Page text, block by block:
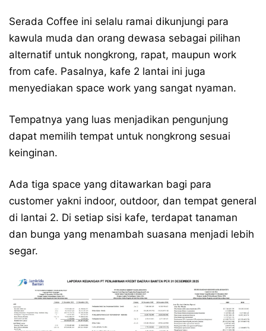
Serada Coffee ini selalu ramai dikunjungi para
kawula muda dan orang dewasa sebagai pilihan
alternatif untuk nongkrong, rapat, maupun work
from cafe. Pasalnya, kafe 2 lantai ini juga
menyediakan space work yang sangat nyaman.
Tempatnya yang luas menjadikan pengunjung
dapat memilih tempat untuk nongkrong sesuai
keinginan.
Ada tiga space yang ditawarkan bagi para
customer yakni indoor, outdoor, dan tempat general
di lantai 2. Di setiap sisi kafe, terdapat tanaman
dan bunga yang menambah suasana menjadi lebih
segar.